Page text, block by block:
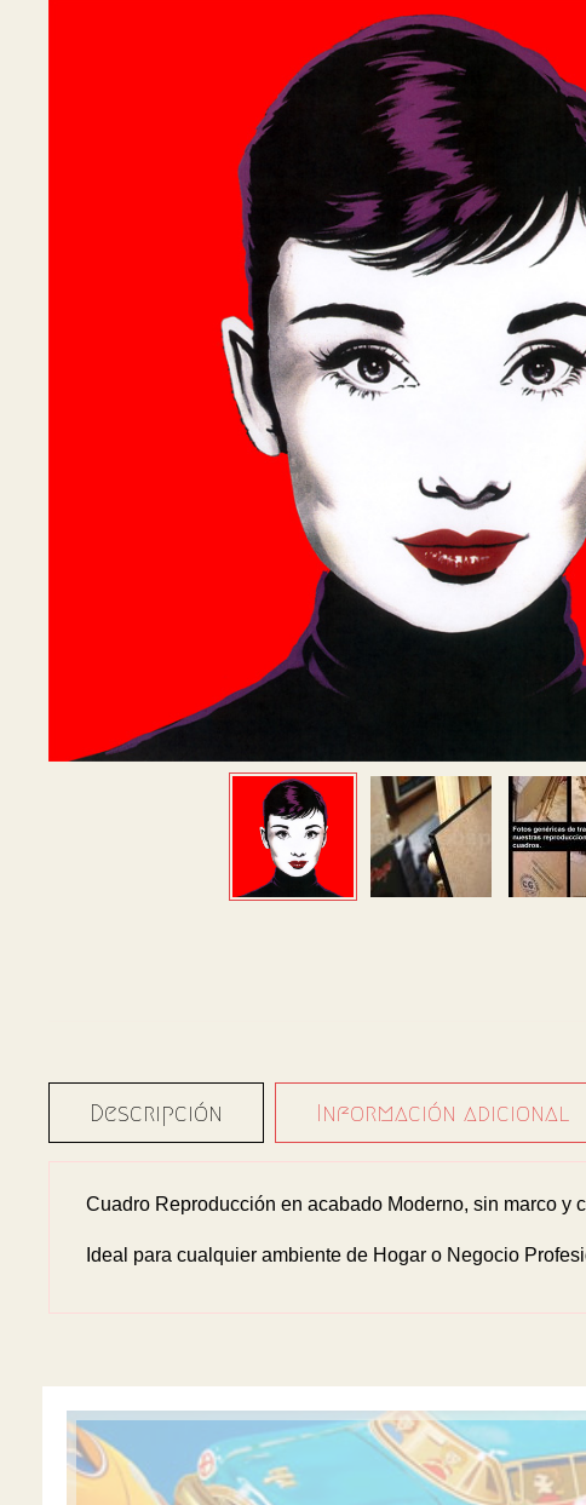
Descripción Información adicional
Cuadro Reproducción en acabado Moderno, sin marco y
Ideal para cualquier ambiente de Hogar o Negocio